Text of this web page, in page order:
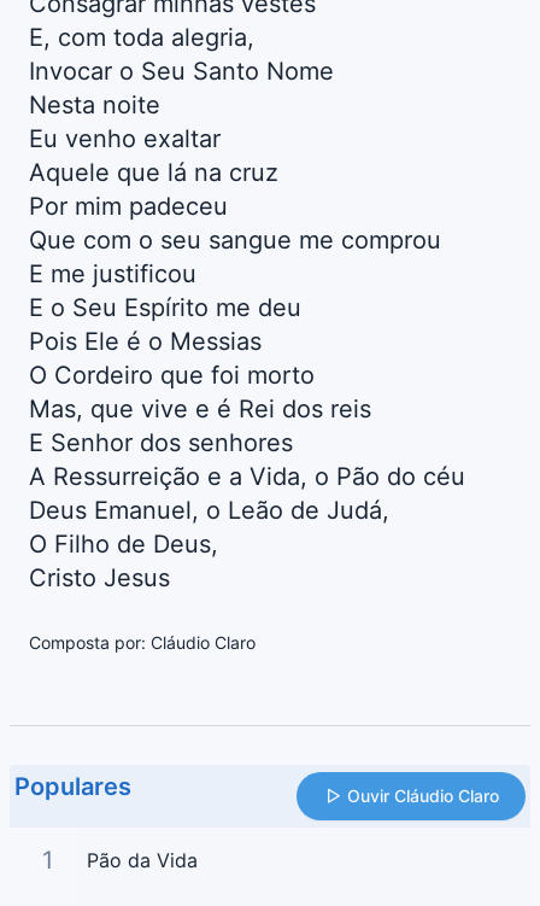
E, com toda alegria,
Invocar o Seu Santo Nome
Nesta noite
Eu venho exaltar
Aquele que lá na cruz
Por mim padeceu
Que com o seu sangue me comprou
E me justificou
E o Seu Espírito me deu
Pois Ele é o Messias
O Cordeiro que foi morto
Mas, que vive e é Rei dos reis
E Senhor dos senhores
A Ressurreição e a Vida, o Pão do céu
Deus Emanuel, o Leão de Judá,
O Filho de Deus,
Cristo Jesus
Composta por: Cláudio Claro
Populares Ouvir Cláudio Claro
1 Pão da Vida